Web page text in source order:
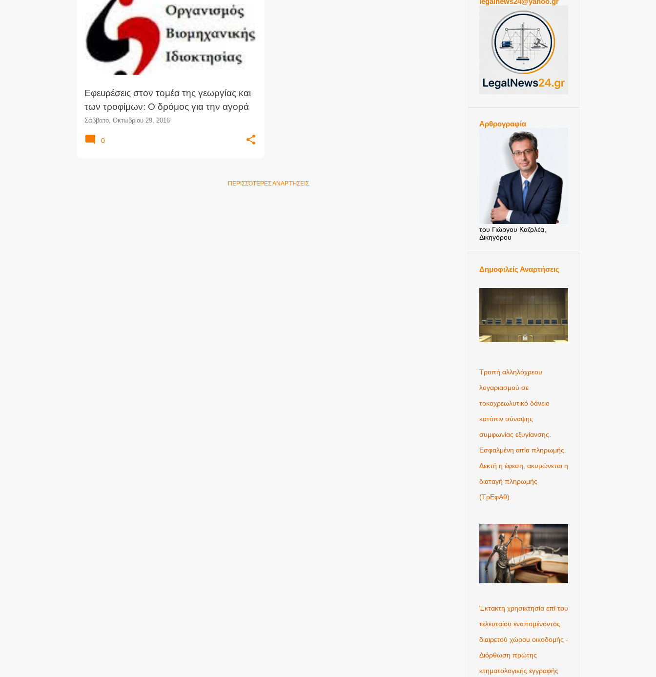
Εφευρέσεις στον τομέα της γεωργίας και
των τροφίμων: Ο δρόμος για την αγορά
Σάββατο, Οκτωβρίου 29, 2016
ΕΥΡΕΣΙΤΕΧΝΊΑ
0
ΠΕΡΙΣΣΌΤΕΡΕΣ ΑΝΑΡΤΉΣΕΙΣ
Αρθρογραφία
του Γιώργου Καζολέα,
Δικηγόρου
Δημοφιλείς Αναρτήσεις
Τροπή αλληλόχρεου
λογαριασμού σε
τοκοχρεωλυτικό δάνειο
κατόπιν σύναψης
συμφωνίας εξυγίανσης.
Εσφαλμένη αιτία πληρωμής.
Δεκτή η έφεση, ακυρώνεται η
διαταγή πληρωμής
(ΤρΕφΑθ)
Έκτακτη χρησικτησία επί του
τελευταίου εναπομένοντος
διαιρετού χώρου οικοδομής -
Διόρθωση πρώτης
κτηματολογικής εγγραφής